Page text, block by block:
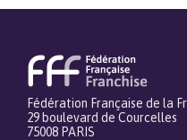
Fédération Française de la
29 boulevard de Courcelles
75008 PARIS